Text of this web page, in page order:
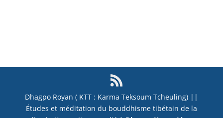
Dhagpo Royan ( KTT : Karma Teksoum Tcheuling) ||
Études et méditation du bouddhisme tibétain de la